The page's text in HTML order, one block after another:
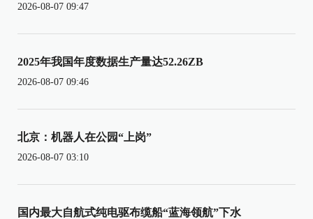
2026-08-07 09:47
2025年我国年度数据生产量达52.26ZB
2026-08-07 09:46
北京：机器人在公园“上岗”
2026-08-07 03:10
国内最大自航式纯电驱布缆船“蓝海领航”下水